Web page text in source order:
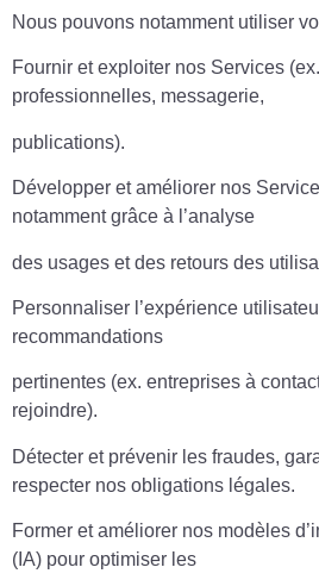
Nous pouvons notamment utiliser
Fournir et exploiter nos Services
professionnelles, messagerie,
publications).
Développer et améliorer nos
notamment grâce à l’analyse
des usages et des retours des
Personnaliser l’expérience
recommandations
pertinentes (ex. entreprises à
rejoindre).
Détecter et prévenir les fraudes,
respecter nos obligations légales.
Former et améliorer nos modèles
(IA) pour optimiser les